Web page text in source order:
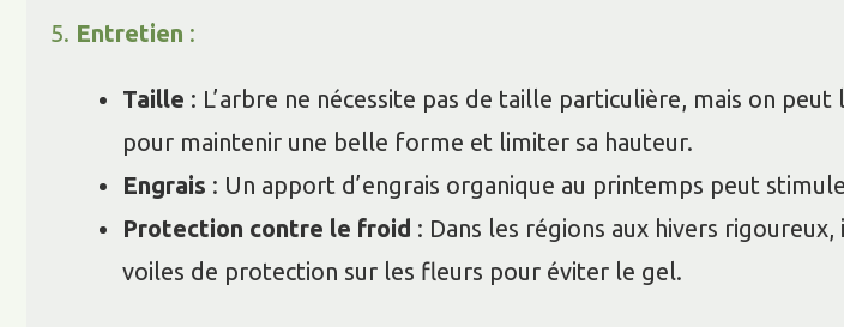
5. Entretien :
Taille : L’arbre ne nécessite pas de taille particulière, mais on
pour maintenir une belle forme et limiter sa hauteur.
Engrais : Un apport d’engrais organique au printemps peut
Protection contre le froid : Dans les régions aux hivers
voiles de protection sur les fleurs pour éviter le gel.